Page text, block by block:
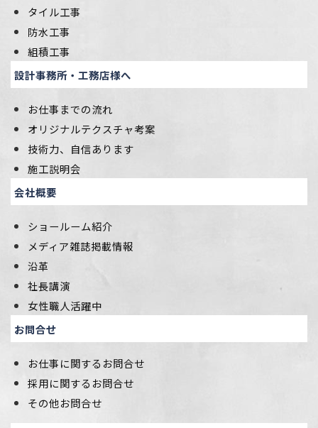
タイル工事
防水工事
組積工事
設計事務所・工務店様へ
お仕事までの流れ
オリジナルテクスチャ考案
技術力、自信あります
施工説明会
会社概要
ショールーム紹介
メディア雑誌掲載情報
沿革
社長講演
女性職人活躍中
お問合せ
お仕事に関するお問合せ
採用に関するお問合せ
その他お問合せ